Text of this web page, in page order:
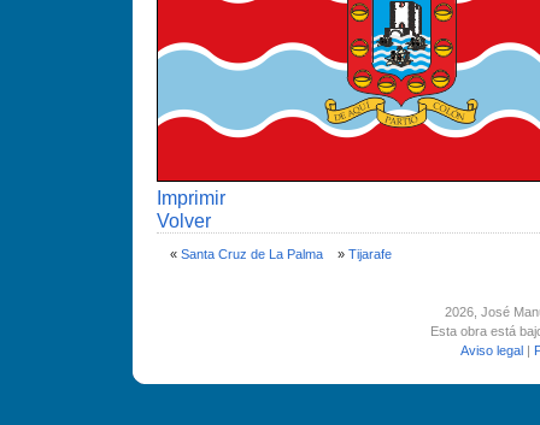
Imprimir
Volver
« Santa Cruz de La Palma» Tijarafe
2026, José
Esta obra está
Aviso legal |